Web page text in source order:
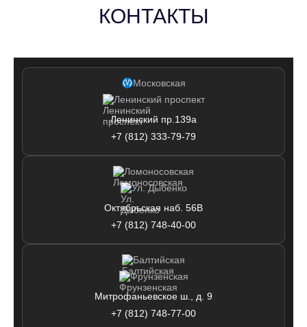
КОНТАКТЫ
Московская
Ленинский проспект
Ленинский пр.139а
+7 (812) 333-79-79
Ломоносовская
Ул. Дыбенко
Октябрьская наб. 56В
+7 (812) 748-40-00
Балтийская
Фрунзенская
Митрофаньевское ш., д. 9
+7 (812) 748-77-00